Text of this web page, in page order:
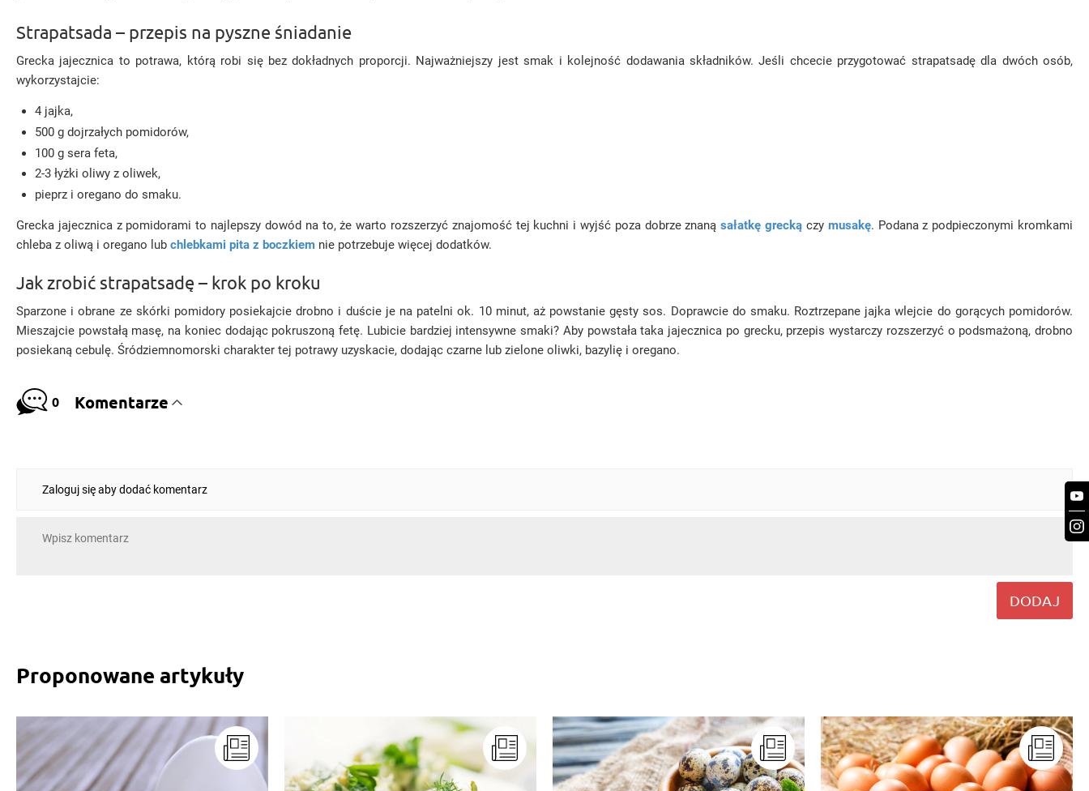
Strapatsada – przepis na pyszne śniadanie
Grecka jajecznica to potrawa, którą robi się bez dokładnych proporcji. Najważniejszy jest smak i kolejność dodawania składników. Jeśli chcecie przygotować strapatsadę dla dwóch osób,
wykorzystajcie:
4 jajka,
500 g dojrzałych pomidorów,
100 g sera feta,
2-3 łyżki oliwy z oliwek,
pieprz i oregano do smaku.
Grecka jajecznica z pomidorami to najlepszy dowód na to, że warto rozszerzyć znajomość tej kuchni i wyjść poza dobrze znanąsałatkę grecką czy musakę. Podana z podpieczonymi kromkami
chleba z oliwą i oregano lub chlebkami pita z boczkiem nie potrzebuje więcej dodatków.
Jak zrobić strapatsadę – krok po kroku
Sparzone i obrane ze skórki pomidory posiekajcie drobno i duście je na patelni ok. 10 minut, aż powstanie gęsty sos. Doprawcie do smaku. Roztrzepane jajka wlejcie do gorących pomidorów.
Mieszajcie powstałą masę, na koniec dodając pokruszoną fetę. Lubicie bardziej intensywne smaki? Aby powstała taka jajecznica po grecku, przepis wystarczy rozszerzyć o podsmażoną, drobno
posiekaną cebulę. Śródziemnomorski charakter tej potrawy uzyskacie, dodając czarne lub zielone oliwki, bazylię i oregano.
0 Komentarze
Zaloguj się aby dodać komentarz
DODAJ
Proponowane artykuły